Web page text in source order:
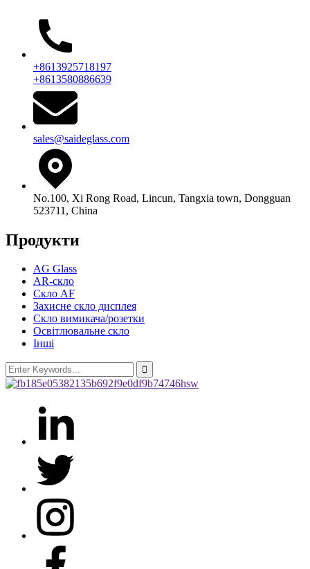
+8613925718197
+8613580886639
sales@saideglass.com
No.100, Xi Rong Road, Lincun, Tangxia town, Dongguan
523711, China
Продукти
AG Glass
AR-скло
Скло AF
Захисне скло дисплея
Скло вимикача/розетки
Освітлювальне скло
Інші